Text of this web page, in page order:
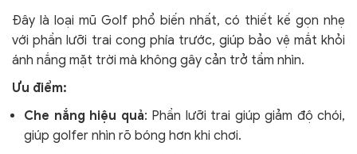
Đây là loại mũ Golf phổ biến nhất, có thiết kế gọn nhẹ
với phần lưỡi trai cong phía trước, giúp bảo vệ mắt khỏi
ánh nắng mặt trời mà không gây cản trở tầm nhìn.
Ưu điểm:
Che nắng hiệu quả: Phần lưỡi trai giúp giảm độ chói,
giúp golfer nhìn rõ bóng hơn khi chơi.